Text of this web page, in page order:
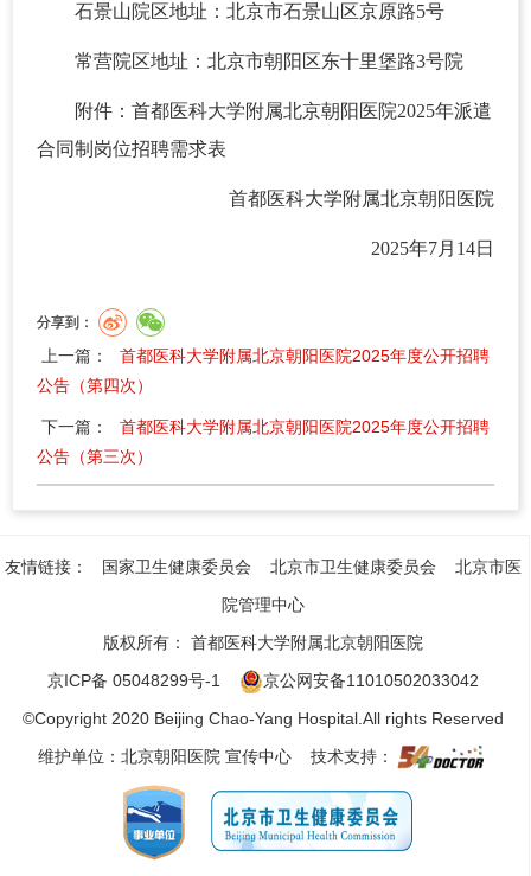
石景山院区地址：北京市石景山区京原路5号
常营院区地址：北京市朝阳区东十里堡路3号院
附件： 首都医科大学附属北京朝阳医院2025年派遣
合同制岗位招聘需求表
首都医科大学附属北京朝阳医院
2025年7月14日
分享到：
上一篇：
首都医科大学附属北京朝阳医院2025年度公开招聘
公告（第四次）
下一篇：
首都医科大学附属北京朝阳医院2025年度公开招聘
公告（第三次）
友情链接： 国家卫生健康委员会 北京市卫生健康委员会
北京市医
院管理中心
版权所有： 首都医科大学附属北京朝阳医院
京ICP备 05048299号-1
京公网安备11010502033042
©Copyright 2020 Beijing Chao-Yang Hospital.All rights Reserved
维护单位：北京朝阳医院 宣传中心 技术支持：